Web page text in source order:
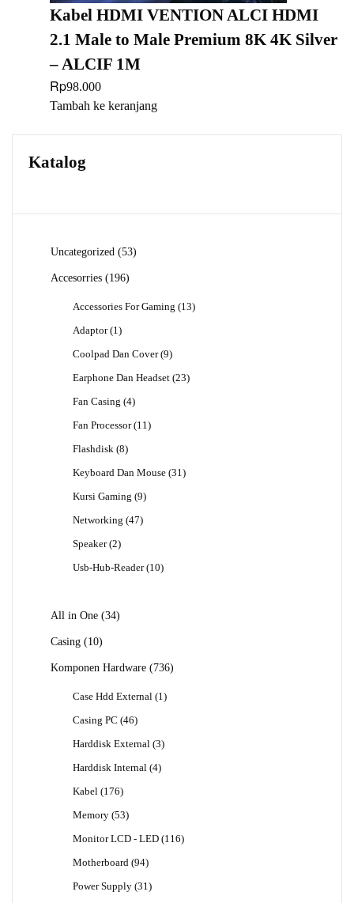
Kabel HDMI VENTION ALCI HDMI
2.1 Male to Male Premium 8K 4K Silver
– ALCIF 1M
Rp98.000
Tambah ke keranjang
Katalog
Uncategorized 5353
Accesorries
196196
Accessories For Gaming 1313
Adaptor 11
Coolpad Dan Cover 99
Earphone Dan Headset 2323
Fan Casing 44
Fan Processor 1111
Flashdisk 88
Keyboard Dan Mouse 3131
Kursi Gaming 99
Networking 4747
Speaker 22
Usb-Hub-Reader 1010
All in One 3434
Casing
1010
Komponen Hardware
736736
Case Hdd External 11
Casing PC 4646
Harddisk External 33
Harddisk Internal 44
Kabel 176176
Memory 5353
Monitor LCD - LED 116116
Motherboard 9494
Power Supply 3131